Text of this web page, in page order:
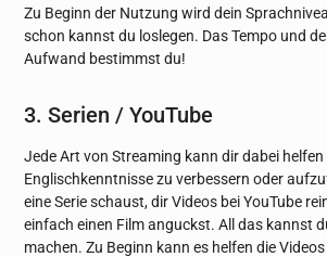
Zu Beginn der Nutzung wird dein
schon kannst du loslegen. Das Tempo und
Aufwand bestimmst du!
3. Serien / YouTube
Jede Art von Streaming kann dir dabei helfen
Englischkenntnisse zu verbessern oder
eine Serie schaust, dir Videos bei YouTube
einfach einen Film anguckst. All das kannst
machen. Zu Beginn kann es helfen die